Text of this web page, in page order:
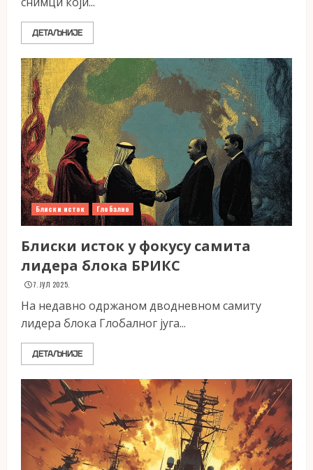
ДЕТАЉНИЈЕ
Блиски исток Глобално
Блиски исток у фокусу самита
лидера блока БРИКС
7. ЈУЛ 2025.
На недавно одржаном дводневном самиту
лидера блока Глобалног југа...
ДЕТАЉНИЈЕ